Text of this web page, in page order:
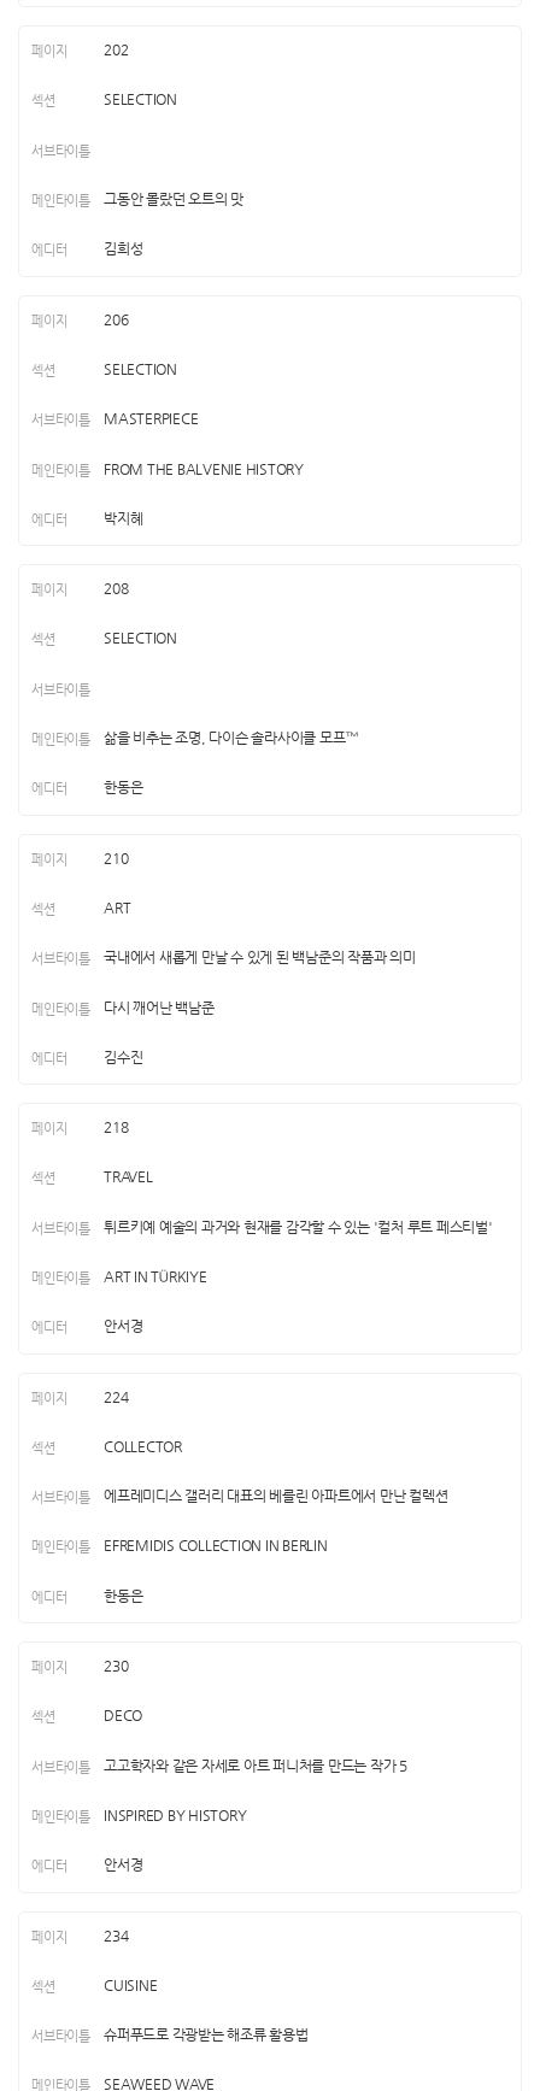
202
SELECTION
그동안 몰랐던 오트의 맛
김희성
206
SELECTION
MASTERPIECE
FROM THE BALVENIE HISTORY
박지혜
208
SELECTION
삶을 비추는 조명, 다이슨 솔라사이클 모프™
한동은
210
ART
국내에서 새롭게 만날 수 있게 된 백남준의 작품과 의미
다시 깨어난 백남준
김수진
218
TRAVEL
튀르키예 예술의 과거와 현재를 감각할 수 있는 '컬처 루트 페스티벌'
ART IN TÜRKIYE
안서경
224
COLLECTOR
에프레미디스 갤러리 대표의 베를린 아파트에서 만난 컬렉션
EFREMIDIS COLLECTION IN BERLIN
한동은
230
DECO
고고학자와 같은 자세로 아트 퍼니처를 만드는 작가 5
INSPIRED BY HISTORY
안서경
234
CUISINE
슈퍼푸드로 각광받는 해조류 활용법
SEAWEED WAVE